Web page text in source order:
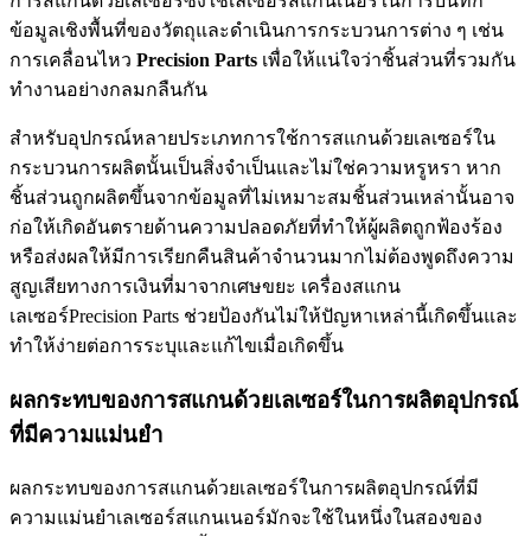
ข้อมูลเชิงพื้นที่ของวัตถุและดำเนินการกระบวนการต่าง ๆ เช่น
การเคลื่อนไหว Precision Parts เพื่อให้แน่ใจว่าชิ้นส่วนที่รวมกัน
ทำงานอย่างกลมกลืนกัน
สำหรับอุปกรณ์หลายประเภทการใช้การสแกนด้วยเลเซอร์ใน
กระบวนการผลิตนั้นเป็นสิ่งจำเป็นและไม่ใช่ความหรูหรา หาก
ชิ้นส่วนถูกผลิตขึ้นจากข้อมูลที่ไม่เหมาะสมชิ้นส่วนเหล่านั้นอาจ
ก่อให้เกิดอันตรายด้านความปลอดภัยที่ทำให้ผู้ผลิตถูกฟ้องร้อง
หรือส่งผลให้มีการเรียกคืนสินค้าจำนวนมากไม่ต้องพูดถึงความ
สูญเสียทางการเงินที่มาจากเศษขยะ เครื่องสแกน
เลเซอร์Precision Parts ช่วยป้องกันไม่ให้ปัญหาเหล่านี้เกิดขึ้นและ
ทำให้ง่ายต่อการระบุและแก้ไขเมื่อเกิดขึ้น
ผลกระทบของการสแกนด้วยเลเซอร์ในการผลิตอุปกรณ์
ที่มีความแม่นยำ
ผลกระทบของการสแกนด้วยเลเซอร์ในการผลิตอุปกรณ์ที่มี
ความแม่นยำเลเซอร์สแกนเนอร์มักจะใช้ในหนึ่งในสองของ